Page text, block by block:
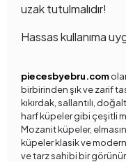
uzak tutulmalıdır!
Hassas kullanıma
piecesbyebru.com
birbirinden şık ve zarif
kıkırdak, sallantılı,
harf küpeler gibi çeşitli
Mozanit küpeler,
küpeler klasik ve modern
ve tarz sahibi bir